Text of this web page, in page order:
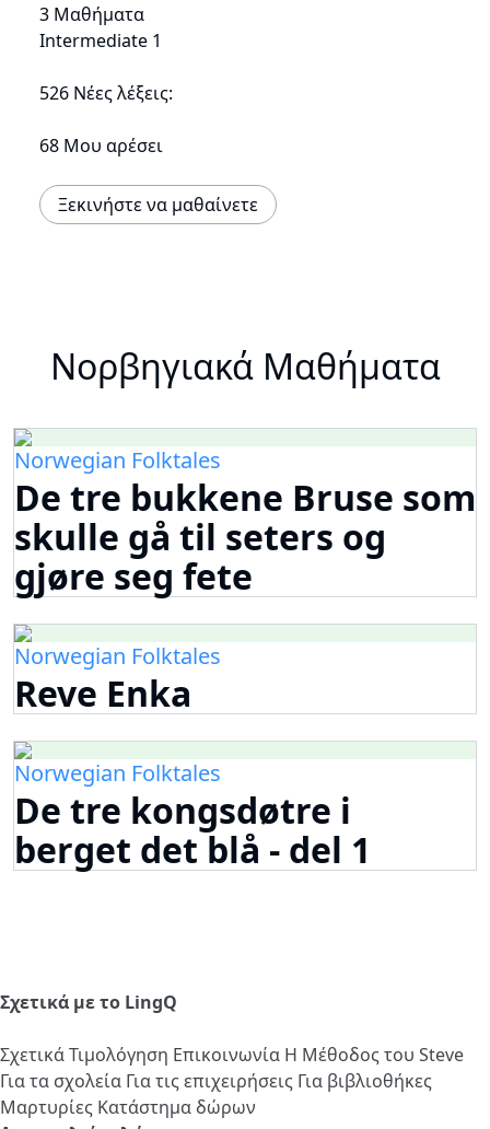
3 Μαθήματα
Intermediate 1
526 Νέες λέξεις:
68 Μου αρέσει
Ξεκινήστε να μαθαίνετε
Νορβηγιακά Μαθήματα
Norwegian Folktales
De tre bukkene Bruse som
skulle gå til seters og
gjøre seg fete
Norwegian Folktales
Reve Enka
Norwegian Folktales
De tre kongsdøtre i
berget det blå - del 1
Σχετικά με το LingQ
ΣχετικάΤιμολόγηση Επικοινωνία Η Μέθοδος του Steve
Για τα σχολεία Για τις επιχειρήσεις Για βιβλιοθήκες
Μαρτυρίες Κατάστημα δώρων